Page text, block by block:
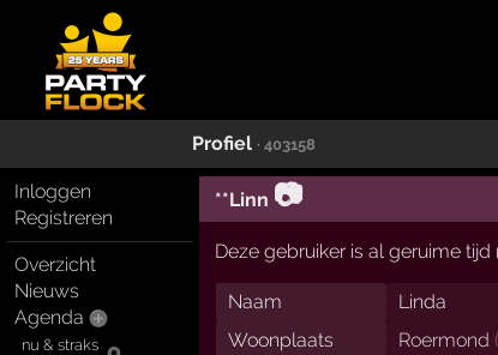
Profiel · 403158
Inloggen
Registreren
Overzicht
Nieuws
Agenda
nu & straks
**Linn 📷
Deze gebruiker is al geruime
Naam
Linda
Woonplaats
Roermond (